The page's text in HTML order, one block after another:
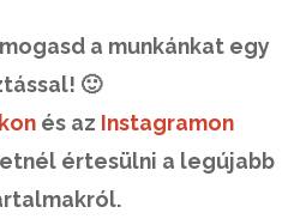
a munkánkat egy
🙂
és az Instagramon
értesülni a legújabb